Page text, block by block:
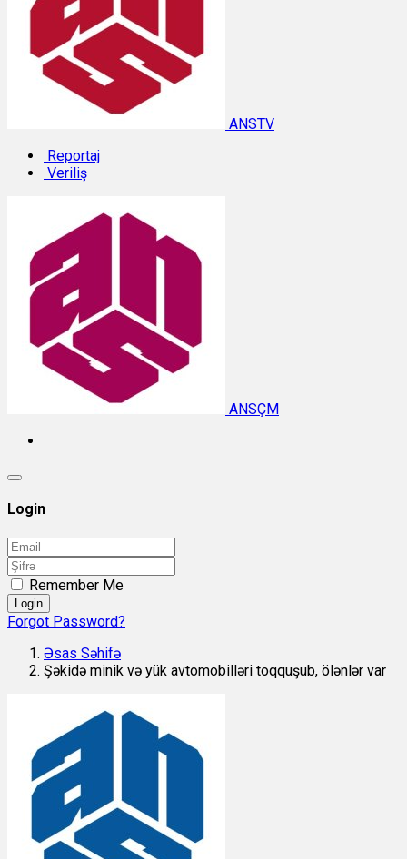
ANSTV
Reportaj
Veriliş
ANSÇM
Login
Remember Me
Login
Forgot Password?
Əsas Səhifə
Şəkidə minik və yük avtomobilləri toqquşub, ölənlər var